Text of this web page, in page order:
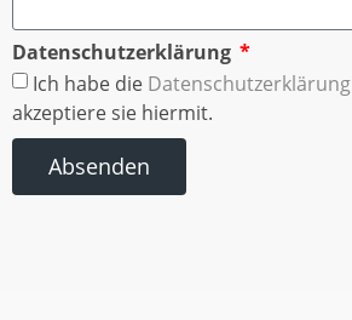
Datenschutzerklärung
Ich habe die Datenschutzerklärung
akzeptiere sie hiermit.
Absenden